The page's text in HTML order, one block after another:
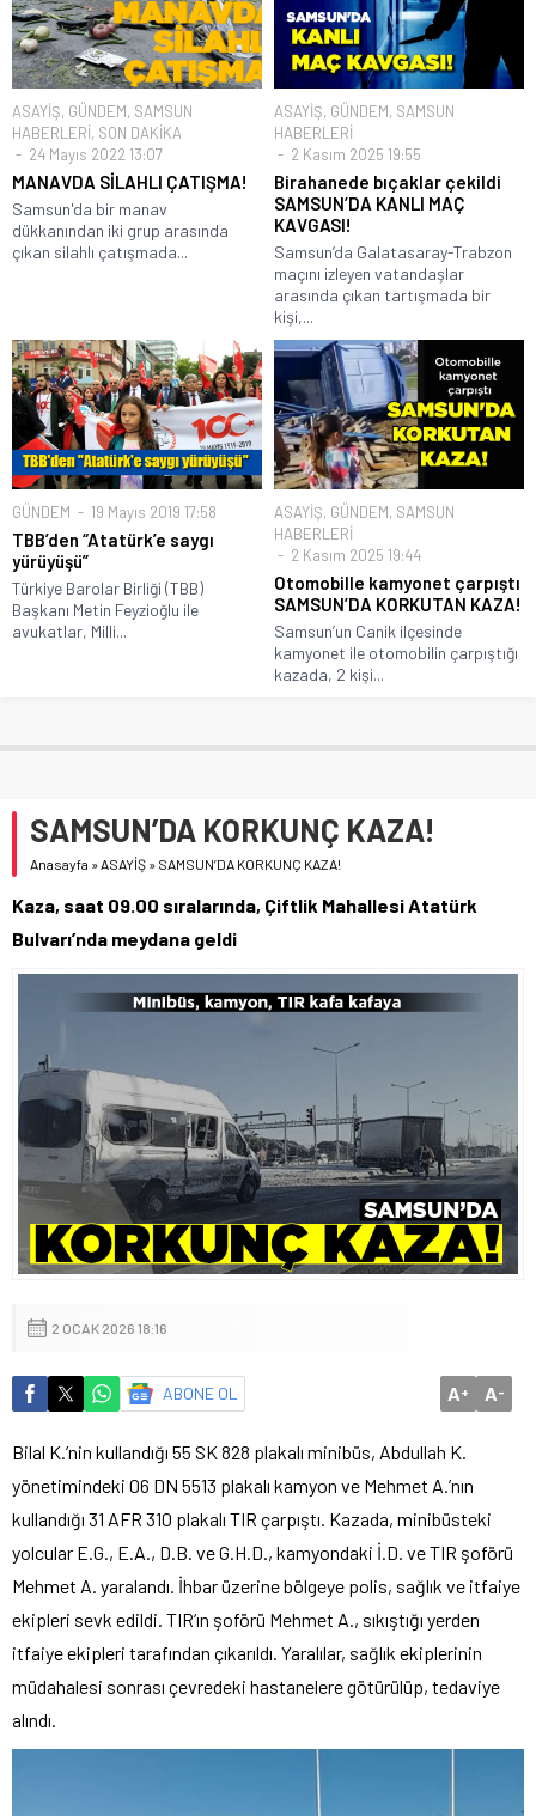
ASAYİŞ, GÜNDEM, SAMSUN
HABERLERİ, SON DAKİKA
24 Mayıs 2022 13:07
MANAVDA SİLAHLI ÇATIŞMA!
Samsun'da bir manav
dükkanından iki grup arasında
çıkan silahlı çatışmada...
ASAYİŞ, GÜNDEM, SAMSUN
HABERLERİ
2 Kasım 2025 19:55
Birahanede bıçaklar çekildi
SAMSUN’DA KANLI MAÇ
KAVGASI!
Samsun’da Galatasaray-Trabzon
maçını izleyen vatandaşlar
arasında çıkan tartışmada bir
kişi,...
GÜNDEM 19 Mayıs 2019 17:58
TBB’den “Atatürk’e saygı
yürüyüşü”
Türkiye Barolar Birliği (TBB)
Başkanı Metin Feyzioğlu ile
avukatlar, Milli...
ASAYİŞ, GÜNDEM, SAMSUN
HABERLERİ
2 Kasım 2025 19:44
Otomobille kamyonet çarpıştı
SAMSUN’DA KORKUTAN KAZA!
Samsun’un Canik ilçesinde
kamyonet ile otomobilin çarpıştığı
kazada, 2 kişi...
SAMSUN’DA KORKUNÇ KAZA!
Anasayfa »ASAYİŞ » SAMSUN’DA KORKUNÇ KAZA!
Kaza, saat 09.00 sıralarında, Çiftlik Mahallesi Atatürk
Bulvarı’nda meydana geldi
2 OCAK 2026 18:16
ABONE OL A+ A-
Bilal K.’nin kullandığı 55 SK 828 plakalı minibüs, Abdullah K.
yönetimindeki 06 DN 5513 plakalı kamyon ve Mehmet A.’nın
kullandığı 31 AFR 310 plakalı TIR çarpıştı. Kazada, minibüsteki
yolcular E.G., E.A., D.B. ve G.H.D., kamyondaki İ.D. ve TIR şoförü
Mehmet A. yaralandı. İhbar üzerine bölgeye polis, sağlık ve itfaiye
ekipleri sevk edildi. TIR’ın şoförü Mehmet A., sıkıştığı yerden
itfaiye ekipleri tarafından çıkarıldı. Yaralılar, sağlık ekiplerinin
müdahalesi sonrası çevredeki hastanelere götürülüp, tedaviye
alındı.